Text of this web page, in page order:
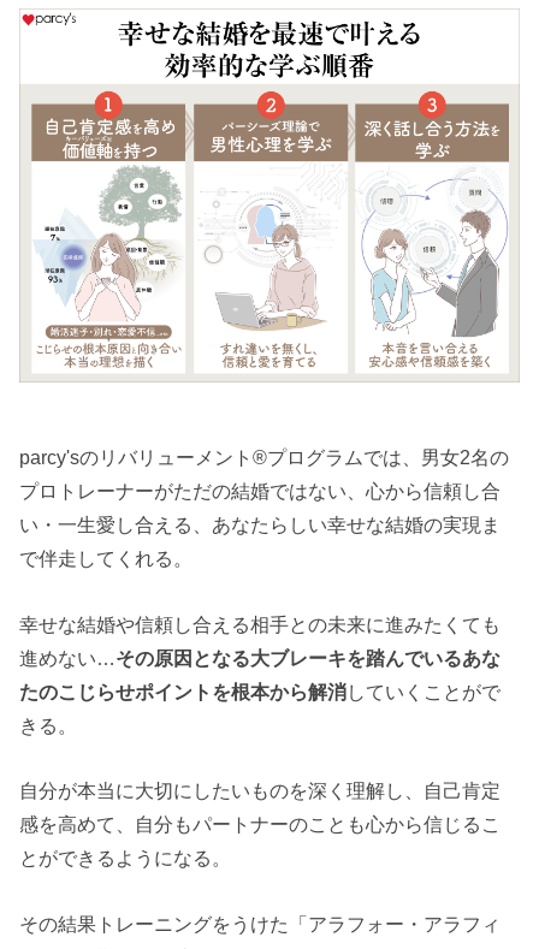
parcy'sのリバリューメント®︎プログラムでは、男女2名の
プロトレーナーがただの結婚ではない、心から信頼し合
い・一生愛し合える、あなたらしい幸せな結婚の実現ま
で伴走してくれる。
幸せな結婚や信頼し合える相手との未来に進みたくても
進めない…その原因となる大ブレーキを踏んでいるあな
たのこじらせポイントを根本から解消していくことがで
きる。
自分が本当に大切にしたいものを深く理解し、自己肯定
感を高めて、自分もパートナーのことも心から信じるこ
とができるようになる。
その結果トレーニングをうけた「アラフォー・アラフィ